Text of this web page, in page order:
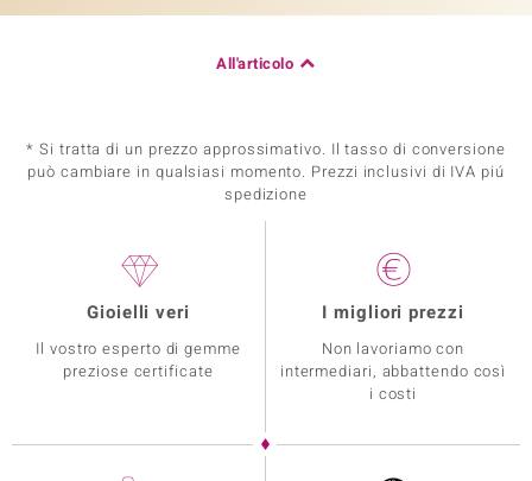
All'articolo
* Si tratta di un prezzo approssimativo. Il tasso di conversione
può cambiare in qualsiasi momento. Prezzi inclusivi di IVA piú
spedizione
Gioielli veri
Il vostro esperto di gemme
preziose certificate
I migliori prezzi
Non lavoriamo con
intermediari, abbattendo così
i costi